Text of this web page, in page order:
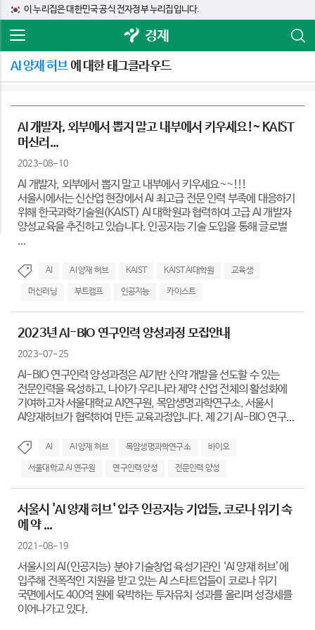
이 누리집은 대한민국 공식 전자정부 누리집입니다.
경제
AI 양재 허브에 대한 태그클라우드
AI 개발자, 외부에서 뽑지 말고 내부에서 키우세요!~ KAIST
머신러...
2023-08-10
AI 개발자, 외부에서 뽑지 말고 내부에서 키우세요~~!!!
서울시에서는 신산업 현장에서 AI 최고급 전문 인력 부족에 대응하기
위해 한국과학기술원(KAIST) AI 대학원과 협력하여 고급 AI 개발자
양성교육을 추진하고 있습니다. 인공지능 기술 도입을 통해 글로벌
...
AI AI 양재 허브 KAIST KAIST AI대학원 교육생
머신러닝 부트캠프 인공지능 카이스트
2023년 AI-BIO 연구인력 양성과정 모집안내
2023-07-25
AI-BIO 연구인력 양성과정은 AI기반 신약 개발을 선도할 수 있는
전문인력을 육성하고, 나아가 우리나라 제약 산업 전체의 활성화에
기여하고자 서울대학교 AI연구원, 목암생명과학연구소, 서울시
AI양재허브가 협력하여 만든 교육과정입니다. 제 2기 AI-BIO 연구...
AI AI 양재 허브 목암생명과학연구소 바이오
서울대학교 AI 연구원 연구인력 양성 전문인력 양성
서울시 'AI 양재 허브' 입주 인공지능 기업들, 코로나 위기 속
에 약 ...
2021-08-19
서울시의 AI(인공지능) 분야 기술창업 육성기관인 ‘AI 양재 허브’에
입주해 전폭적인 지원을 받고 있는 AI 스타트업들이 코로나 위기
국면에서도 400억 원에 육박하는 투자유치 성과를 올리며 성장세를
이어나가고 있다.